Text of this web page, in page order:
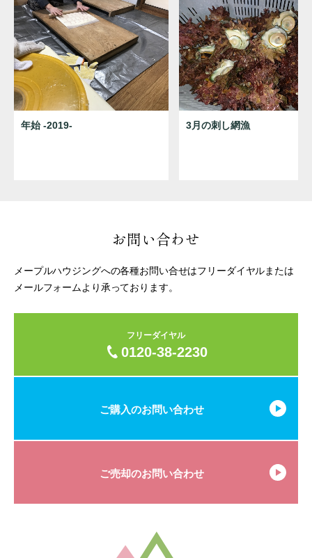
年始 -2019- 3月の刺し網漁
お問い合わせ
メープルハウジングへの各種お問い合せはフリーダイヤルまたは
メールフォームより承っております。
フリーダイヤル
0120-38-2230
ご購入のお問い合わせ
ご売却のお問い合わせ